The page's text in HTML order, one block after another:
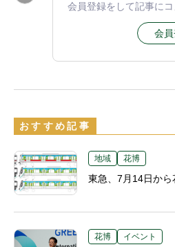
会員登録をして記事に
会
おすすめ記事
地域 花博
東急、7月14日か
花博 イベント